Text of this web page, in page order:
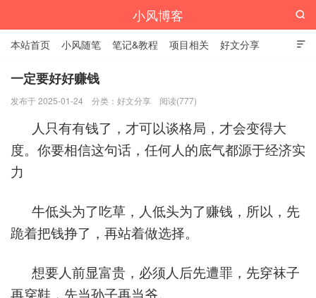
小风博客

本站首页 小风随笔 笔记&教程 项目相关 好文分享
栏目汇总

一定要好好赚钱
发布于 2025-01-24 分类： 好文分享 阅读(777)
人只有有钱了，才可以谈格局，才会变得大
度。你要相信这句话，任何人的底气都源于经济实
力
牛低头为了吃草，人低头为了赚钱，所以，先
跪着把钱挣了，再站着做选择。
想要人前显富贵，必须人后先遭罪，先穿袜子
再穿鞋，先当孙子再当爷。